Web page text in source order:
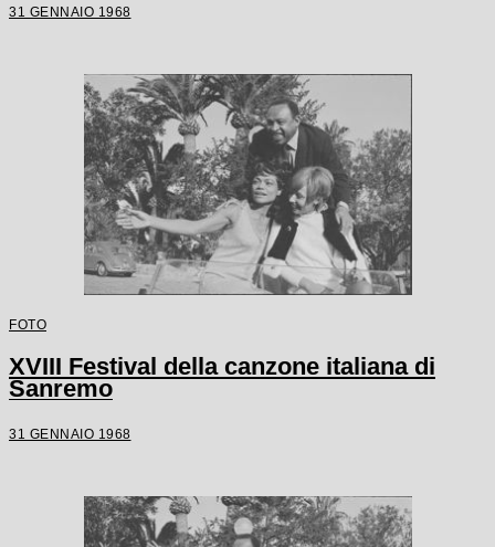
31 GENNAIO 1968
FOTO
XVIII Festival della canzone italiana di
Sanremo
31 GENNAIO 1968